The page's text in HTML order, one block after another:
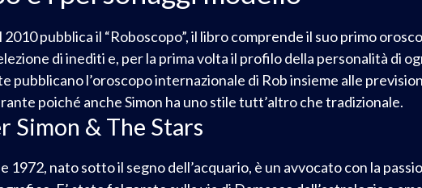
2010 pubblica il “Roboscopo”, il libro comprende il suo primo
di inediti e, per la prima volta il profilo della personalità di
pubblicano l’oroscopo internazionale di Rob insieme alle
poiché anche Simon ha uno stile tutt’altro che tradizionale.
Simon & The Stars
1972, nato sotto il segno dell’acquario, è un avvocato con la